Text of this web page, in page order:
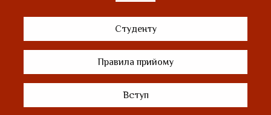
Студенту
Правила прийому
Вступ